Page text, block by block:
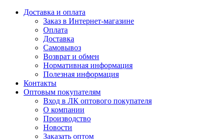
Доставка и оплата
Заказ в Интернет-магазине
Оплата
Доставка
Самовывоз
Возврат и обмен
Нормативная информация
Полезная информация
Контакты
Оптовым покупателям
Вход в ЛК оптового покупателя
О компании
Производство
Новости
Заказать оптом